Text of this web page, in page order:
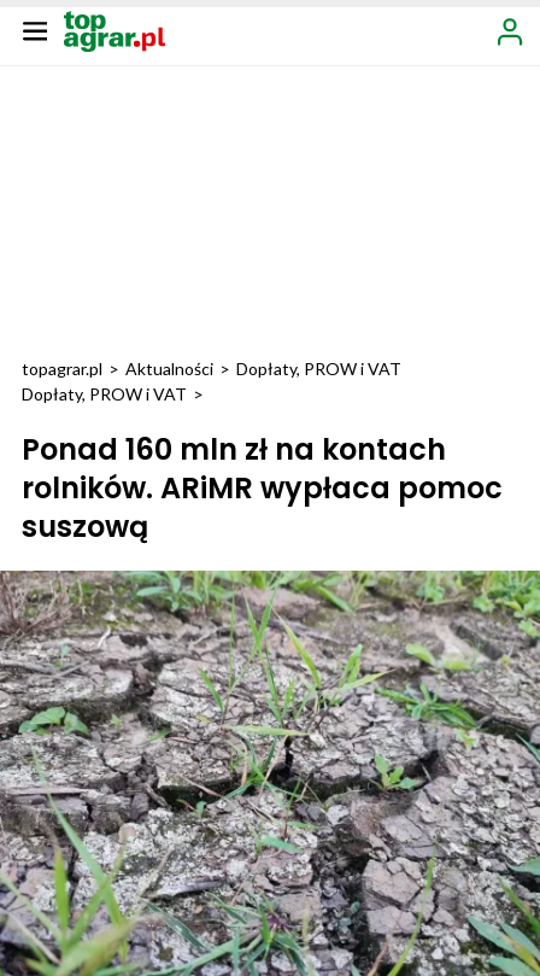
topagrar.pl > Aktualności > Dopłaty, PROW i VAT
Dopłaty, PROW i VAT >
Ponad 160 mln zł na kontach
rolników. ARiMR wypłaca pomoc
suszową